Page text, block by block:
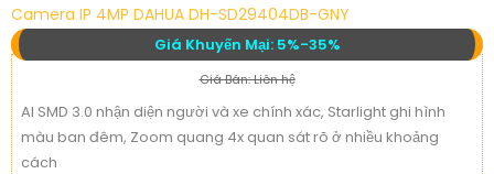
Camera IP 4MP DAHUA DH-SD29404DB-GNY
Giá Khuyến Mại: 5%-35%
Giá Bán: Liên hệ
AI SMD 3.0 nhận diện người và xe chính xác, Starlight ghi hình
màu ban đêm, Zoom quang 4x quan sát rõ ở nhiều khoảng
cách